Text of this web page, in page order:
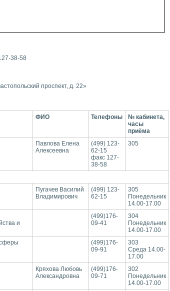
38-58
проспект, д. 22»
ФИО Телефоны
№ кабинета,
часы
приёма
Павлова Елена
Алексеевна
(499) 123-
62-15
факс 127-
38-58
305
Пугачев Василий
Владимирович
(499) 123-
62-15
305
Понедельник
14.00-17.00
и
(499)176-
09-41
304
Понедельник
14.00-17.00
(499)176-
09-91
303
Среда 14.00-
17.00
Кряхова Любовь
Александровна
(499)176-
09-71
302
Понедельник
14.00-17.00